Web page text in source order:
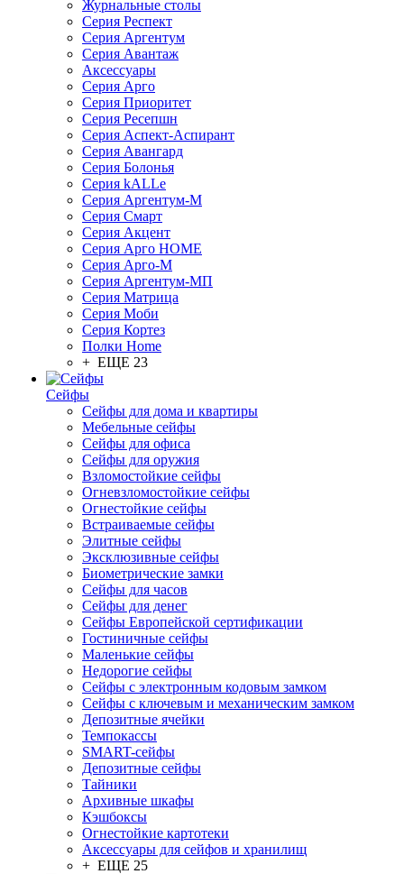
Журнальные столы
Серия Респект
Серия Аргентум
Серия Авантаж
Аксессуары
Серия Арго
Серия Приоритет
Серия Ресепшн
Серия Аспект-Аспирант
Серия Авангард
Серия Болонья
Серия kALLe
Серия Аргентум-М
Серия Смарт
Серия Акцент
Серия Арго HOME
Серия Арго-М
Серия Аргентум-МП
Серия Матрица
Серия Моби
Серия Кортез
Полки Home
+ ЕЩЕ 23
Сейфы
Сейфы для дома и квартиры
Мебельные сейфы
Сейфы для офиса
Сейфы для оружия
Взломостойкие сейфы
Огневзломостойкие сейфы
Огнестойкие сейфы
Встраиваемые сейфы
Элитные сейфы
Эксклюзивные сейфы
Биометрические замки
Сейфы для часов
Сейфы для денег
Сейфы Европейской сертификации
Гостиничные сейфы
Маленькие сейфы
Недорогие сейфы
Сейфы с электронным кодовым замком
Сейфы с ключевым и механическим замком
Депозитные ячейки
Темпокассы
SMART-сейфы
Депозитные сейфы
Тайники
Архивные шкафы
Кэшбоксы
Огнестойкие картотеки
Аксессуары для сейфов и хранилищ
+ ЕЩЕ 25